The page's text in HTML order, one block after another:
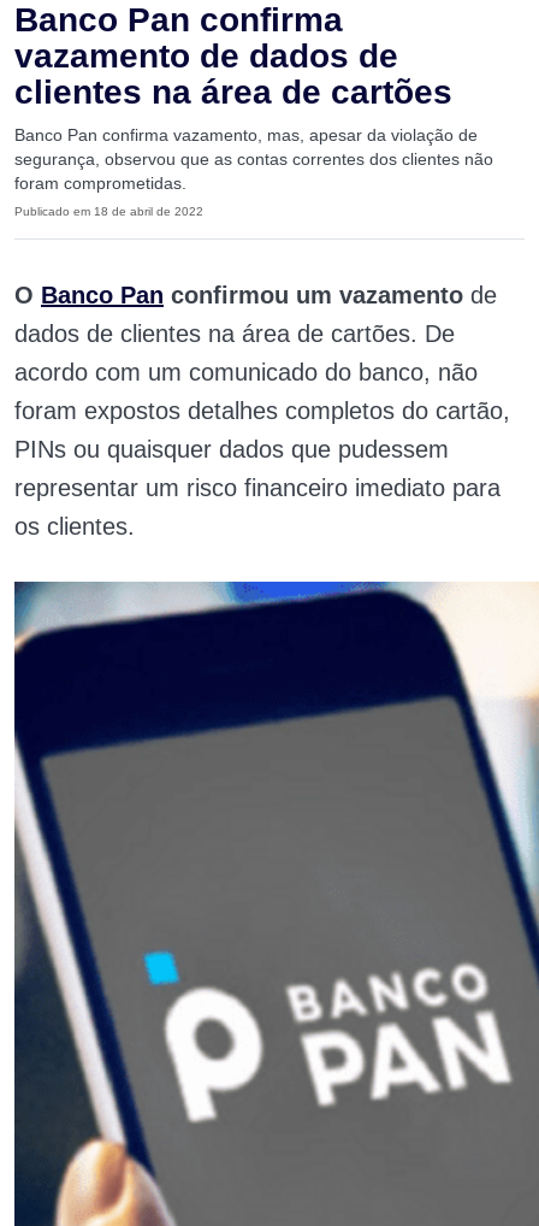
Banco Pan confirma
vazamento de dados de
clientes na área de cartões
Banco Pan confirma vazamento, mas, apesar da violação de
segurança, observou que as contas correntes dos clientes não
foram comprometidas.
Publicado em 18 de abril de 2022
O Banco Pan confirmou um vazamento de
dados de clientes na área de cartões. De
acordo com um comunicado do banco, não
foram expostos detalhes completos do cartão,
PINs ou quaisquer dados que pudessem
representar um risco financeiro imediato para
os clientes.